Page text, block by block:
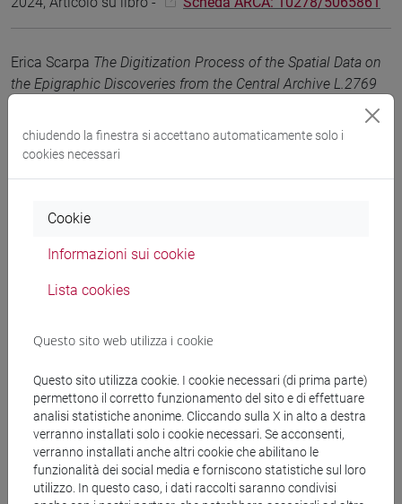
Erica Scarpa The Digitization Process of the Spatial Data on
the Epigraphic Discoveries from the Central Archive L.2769
EBLAITICA, vol. 9, pp. 1-63 (ISSN 2364-7124)
2023, Articolo su rivista -
Francesco Di Filippo, Massimo Maiocchi, Erica Scarpa
Archivio L.2769 (Ebla, Siria): obiettivi e prospettive nel
Oriente antico tra passato e futuro. Atti del terzo convegno
146, Convegno: Egitto e Vicino oriente antichi, 30/06/2022-
URL correlato2023, Articolo in Atti di convegno -
Scheda ARCA: 10278/5049780
Elena Devecchi, Erica Scarpa Società, amministrazione ed
economia nella babilonia di età cassita: un progetto di digital
chiudendo la finestra si accettano automaticamente solo i
cookies necessari
Cookie
Informazioni sui cookie
Lista cookies
Questo sito web utilizza i cookie
Questo sito utilizza cookie. I cookie necessari (di prima parte)
permettono il corretto funzionamento del sito e di effettuare
analisi statistiche anonime. Cliccando sulla X in alto a destra
verranno installati solo i cookie necessari. Se acconsenti,
verranno installati anche altri cookie che abilitano le
funzionalità dei social media e forniscono statistiche sul loro
utilizzo. In questo caso, i dati raccolti saranno condivisi